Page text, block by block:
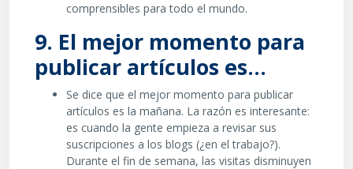
comprensibles para todo el mundo.
9. El mejor momento para
publicar artículos es...
Se dice que el mejor momento para publicar
artículos es la mañana. La razón es interesante:
es cuando la gente empieza a revisar sus
suscripciones a los blogs (¿en el trabajo?).
Durante el fin de semana, las visitas disminuyen